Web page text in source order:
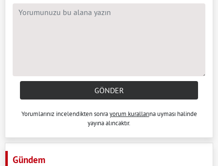
GÖNDER
Yorumlarınız incelendikten sonrayorum kurallarına uyması halinde
yayına alıncaktır.
Gündem